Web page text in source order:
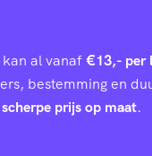
kan al vanaf€13,- per
bestemming en
scherpe prijs op maat.